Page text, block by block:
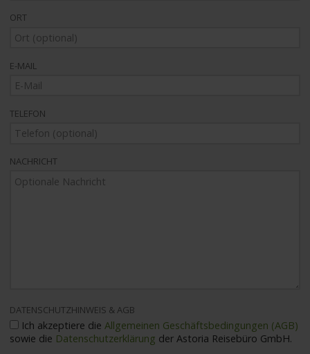
ORT
E-MAIL
TELEFON
NACHRICHT
DATENSCHUTZHINWEIS & AGB
Ich akzeptiere dieAllgemeinen Geschäftsbedingungen (AGB)
sowie die Datenschutzerklärung der Astoria Reisebüro GmbH.